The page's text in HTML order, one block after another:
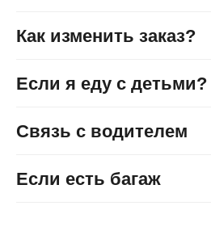
Как изменить заказ?
Если я еду с детьми?
Связь с водителем
Если есть багаж